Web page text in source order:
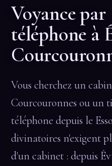
Voyance par
téléphone à
Vous cherchez un
Courcouronnes ou un
téléphone depuis le
divinatoires n'exigent
d'un cabinet : depuis